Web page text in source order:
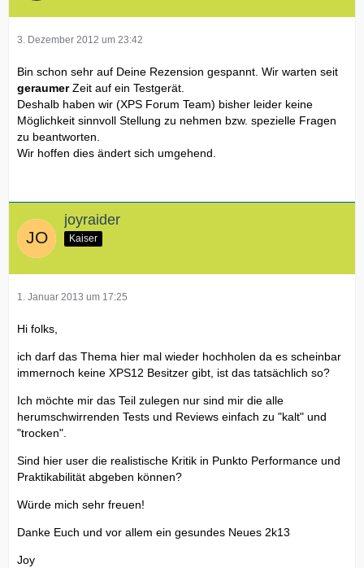
3. Dezember 2012 um 23:42
Bin schon sehr auf Deine Rezension gespannt. Wir warten seit
geraumerZeit auf ein Testgerät.
Deshalb haben wir (XPS Forum Team) bisher leider keine
Möglichkeit sinnvoll Stellung zu nehmen bzw. spezielle Fragen
zu beantworten.
Wir hoffen dies ändert sich umgehend.
joyraider
Kaiser
1. Januar 2013 um 17:25
Hi folks,
ich darf das Thema hier mal wieder hochholen da es scheinbar
immernoch keine XPS12 Besitzer gibt, ist das tatsächlich so?
Ich möchte mir das Teil zulegen nur sind mir die alle
herumschwirrenden Tests und Reviews einfach zu "kalt" und
"trocken".
Sind hier user die realistische Kritik in Punkto Performance und
Praktikabilität abgeben können?
Würde mich sehr freuen!
Danke Euch und vor allem ein gesundes Neues 2k13
Joy